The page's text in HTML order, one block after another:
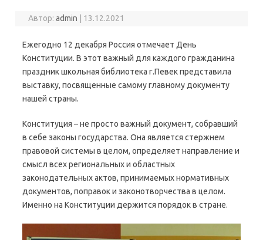
Автор:admin 13.12.2021
Ежегодно 12 декабря Россия отмечает День
Конституции. В этот важный для каждого гражданина
праздник школьная библиотека г.Певек представила
выставку, посвященные самому главному документу
нашей страны.
Конституция – не просто важный документ, собравший
в себе законы государства. Она является стержнем
правовой системы в целом, определяет направление и
смысл всех региональных и областных
законодательных актов, принимаемых нормативных
документов, поправок и законотворчества в целом.
Именно на Конституции держится порядок в стране.